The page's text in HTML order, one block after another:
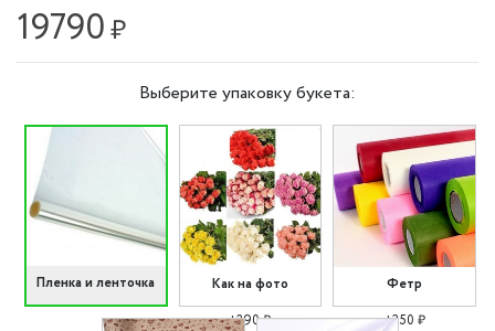
19790₽
Выберите упаковку букета:
Пленка и ленточка
Как на фото
+290 ₽
Фетр
+350 ₽